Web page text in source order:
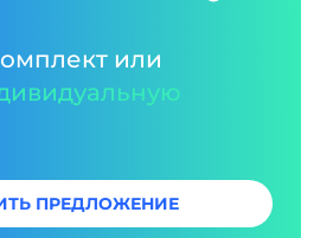
или
ПРЕДЛОЖЕНИЕ